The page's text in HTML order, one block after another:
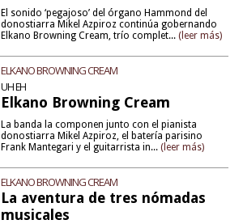
El sonido ‘pegajoso’ del órgano Hammond del
donostiarra Mikel Azpiroz continúa gobernando
Elkano Browning Cream, trío complet... (leer más)
ELKANO BROWNING CREAM
UH EH
Elkano Browning Cream
La banda la componen junto con el pianista
donostiarra Mikel Azpiroz, el batería parisino
Frank Mantegari y el guitarrista in... (leer más)
ELKANO BROWNING CREAM
La aventura de tres nómadas
musicales